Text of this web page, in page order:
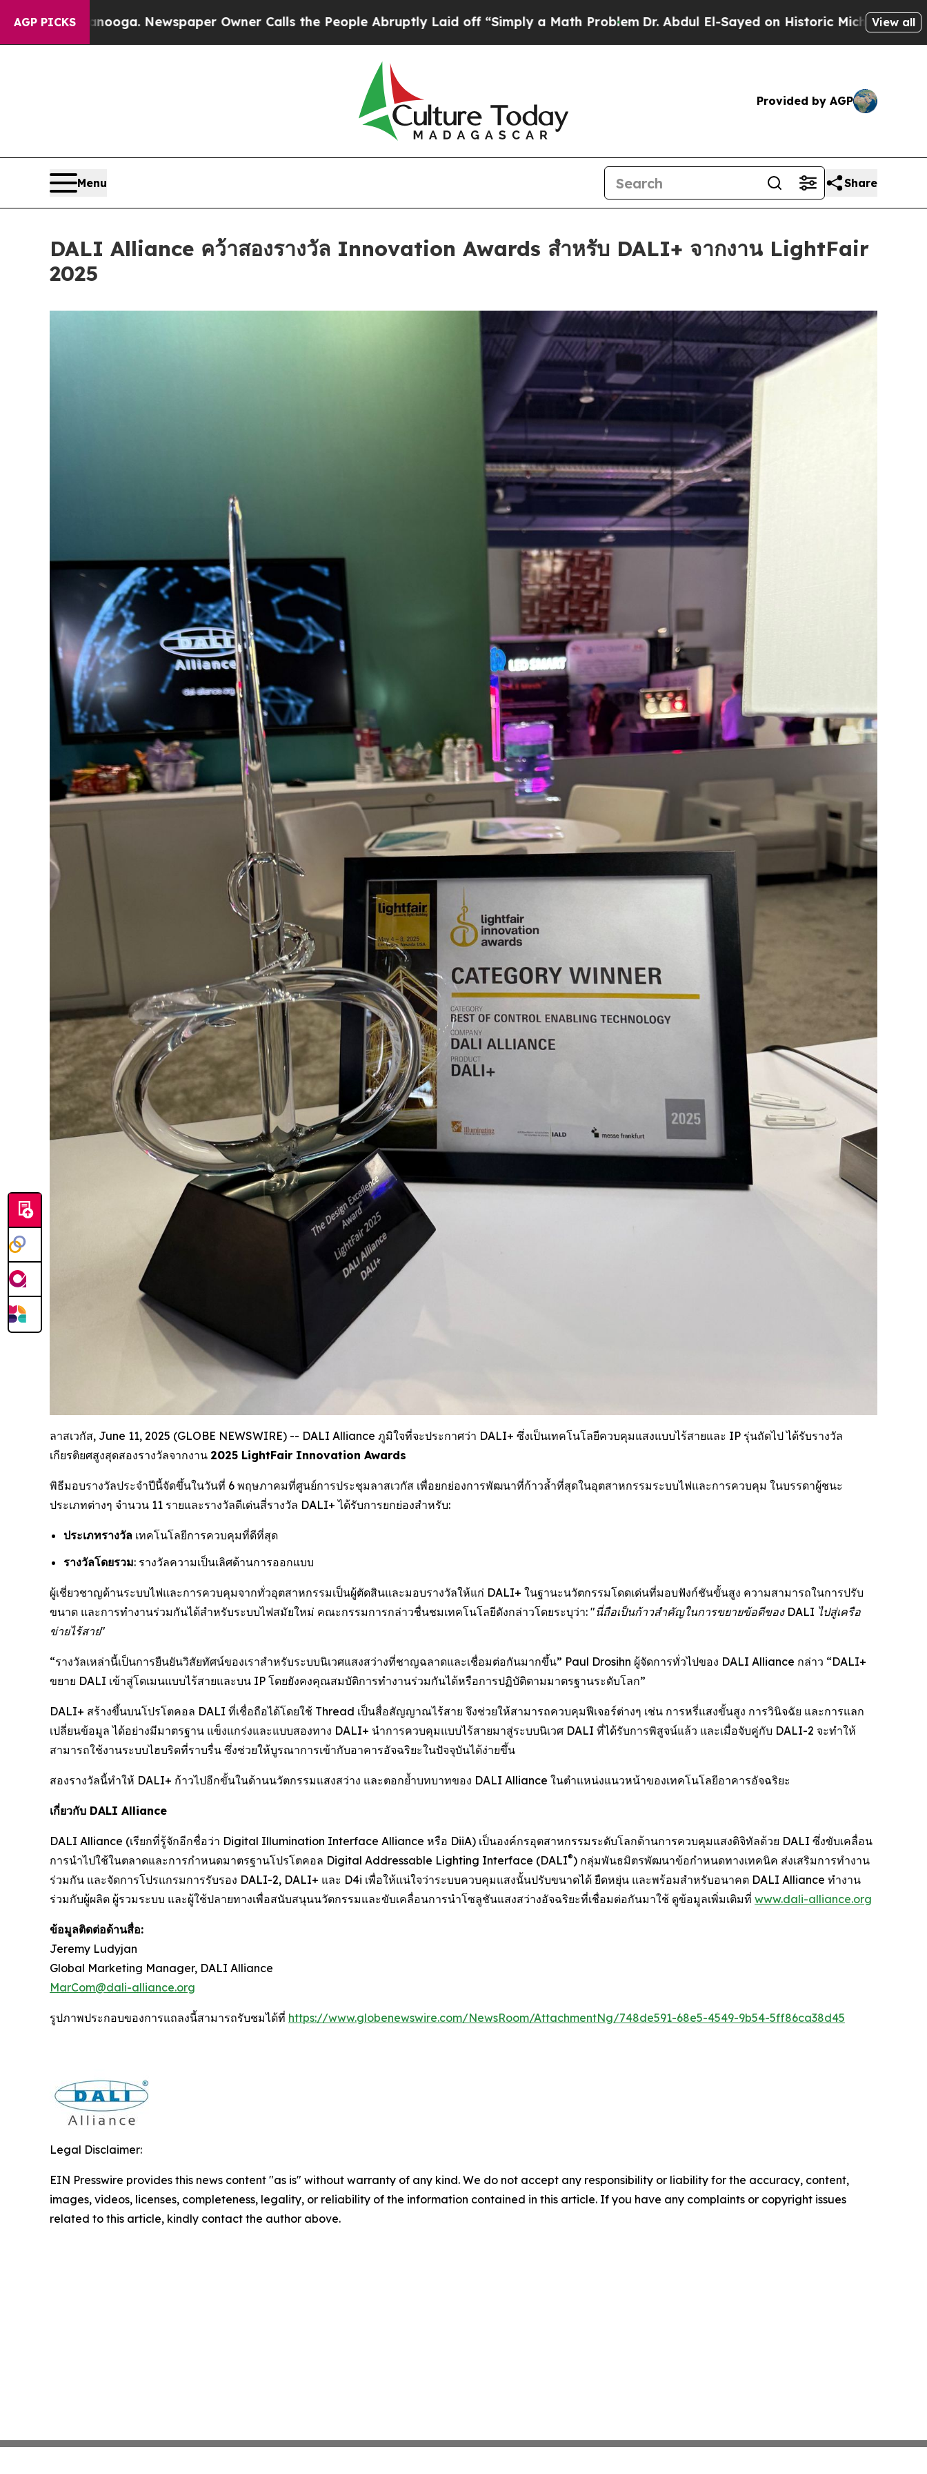
AGP PICKS
Newspaper Owner Calls the People Abruptly Laid off “Simply a Math ProblemDr. Abdul El-Sayed on Historic Michigan Win: “People Are Sick
View all
Provided by AGP
Menu Share
DALI Alliance คว้าสองรางวัล Innovation Awards สำหรับ DALI+ จากงาน LightFair
2025
ลาสเวกัส, June 11, 2025 (GLOBE NEWSWIRE) -- DALI Alliance ภูมิใจที่จะประกาศว่า DALI+ ซึ่งเป็นเทคโนโลยีควบคุมแสงแบบไร้สายและ IP รุ่นถัดไป ได้รับรางวัล
เกียรติยศสูงสุดสองรางวัลจากงาน 2025 LightFair Innovation Awards
พิธีมอบรางวัลประจำปีนี้จัดขึ้นในวันที่ 6 พฤษภาคมที่ศูนย์การประชุมลาสเวกัส เพื่อยกย่องการพัฒนาที่ก้าวล้ำที่สุดในอุตสาหกรรมระบบไฟและการควบคุม ในบรรดาผู้ชนะ
ประเภทต่างๆ จำนวน 11 รายและรางวัลดีเด่นสี่รางวัล DALI+ ได้รับการยกย่องสำหรับ:
ประเภทรางวัล เทคโนโลยีการควบคุมที่ดีที่สุด
รางวัลโดยรวม: รางวัลความเป็นเลิศด้านการออกแบบ
ผู้เชี่ยวชาญด้านระบบไฟและการควบคุมจากทั่วอุตสาหกรรมเป็นผู้ตัดสินและมอบรางวัลให้แก่ DALI+ ในฐานะนวัตกรรมโดดเด่นที่มอบฟังก์ชันขั้นสูง ความสามารถในการปรับ
ขนาด และการทำงานร่วมกันได้สำหรับระบบไฟสมัยใหม่ คณะกรรมการกล่าวชื่นชมเทคโนโลยีดังกล่าวโดยระบุว่า: "นี่ถือเป็นก้าวสำคัญในการขยายข้อดีของ DALI ไปสู่เครือ
ข่ายไร้สาย"
“รางวัลเหล่านี้เป็นการยืนยันวิสัยทัศน์ของเราสำหรับระบบนิเวศแสงสว่างที่ชาญฉลาดและเชื่อมต่อกันมากขึ้น” Paul Drosihn ผู้จัดการทั่วไปของ DALI Alliance กล่าว “DALI+
ขยาย DALI เข้าสู่โดเมนแบบไร้สายและบน IP โดยยังคงคุณสมบัติการทำงานร่วมกันได้หรือการปฏิบัติตามมาตรฐานระดับโลก”
DALI+ สร้างขึ้นบนโปรโตคอล DALI ที่เชื่อถือได้โดยใช้ Thread เป็นสื่อสัญญาณไร้สาย จึงช่วยให้สามารถควบคุมฟีเจอร์ต่างๆ เช่น การหรี่แสงขั้นสูง การวินิจฉัย และการแลก
เปลี่ยนข้อมูล ได้อย่างมีมาตรฐาน แข็งแกร่งและแบบสองทาง DALI+ นำการควบคุมแบบไร้สายมาสู่ระบบนิเวศ DALI ที่ได้รับการพิสูจน์แล้ว และเมื่อจับคู่กับ DALI-2 จะทำให้
สามารถใช้งานระบบไฮบริดที่ราบรื่น ซึ่งช่วยให้บูรณาการเข้ากับอาคารอัจฉริยะในปัจจุบันได้ง่ายขึ้น
สองรางวัลนี้ทำให้ DALI+ ก้าวไปอีกขั้นในด้านนวัตกรรมแสงสว่าง และตอกย้ำบทบาทของ DALI Alliance ในตำแหน่งแนวหน้าของเทคโนโลยีอาคารอัจฉริยะ
เกี่ยวกับ DALI Alliance
DALI Alliance (เรียกที่รู้จักอีกชื่อว่า Digital Illumination Interface Alliance หรือ DiiA) เป็นองค์กรอุตสาหกรรมระดับโลกด้านการควบคุมแสงดิจิทัลด้วย DALI ซึ่งขับเคลื่อน
การนำไปใช้ในตลาดและการกำหนดมาตรฐานโปรโตคอล Digital Addressable Lighting Interface (DALI®) กลุ่มพันธมิตรพัฒนาข้อกำหนดทางเทคนิค ส่งเสริมการทำงาน
ร่วมกัน และจัดการโปรแกรมการรับรอง DALI-2, DALI+ และ D4i เพื่อให้แน่ใจว่าระบบควบคุมแสงนั้นปรับขนาดได้ ยืดหยุ่น และพร้อมสำหรับอนาคต DALI Alliance ทำงาน
ร่วมกับผู้ผลิต ผู้รวมระบบ และผู้ใช้ปลายทางเพื่อสนับสนุนนวัตกรรมและขับเคลื่อนการนำโซลูชันแสงสว่างอัจฉริยะที่เชื่อมต่อกันมาใช้ ดูข้อมูลเพิ่มเติมที่ www.dali-alliance.org
ข้อมูลติดต่อด้านสื่อ:
Jeremy Ludyjan
Global Marketing Manager, DALI Alliance
MarCom@dali-alliance.org
รูปภาพประกอบของการแถลงนี้สามารถรับชมได้ที่ https://www.globenewswire.com/NewsRoom/AttachmentNg/748de591-68e5-4549-9b54-5ff86ca38d45
Legal Disclaimer:
EIN Presswire provides this news content "as is" without warranty of any kind. We do not accept any responsibility or liability for the accuracy, content,
images, videos, licenses, completeness, legality, or reliability of the information contained in this article. If you have any complaints or copyright issues
related to this article, kindly contact the author above.